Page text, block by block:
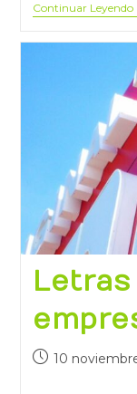
Continuar Leyendo
10